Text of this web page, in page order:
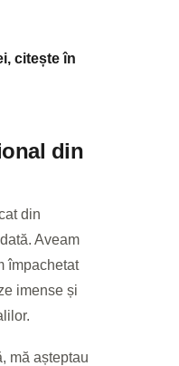
citește în
din
din
Aveam
împachetat
imense și
mă așteptau